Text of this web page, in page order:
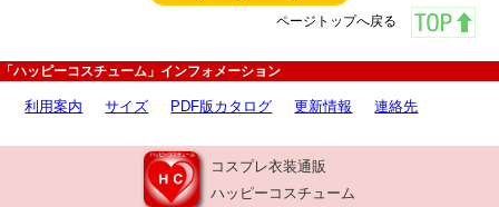
ページトップへ戻る
「ハッピーコスチューム」インフォメーション
利用案内 サイズ PDF版カタログ 更新情報 連絡先
コスプレ衣装通販
ハッピーコスチューム